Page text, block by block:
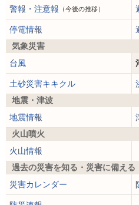
警報・注意報 （今後の推移）
停電情報
気象災害
台風
土砂災害キキクル
地震・津波
地震情報
火山噴火
火山情報
過去の災害を知る・災害に備える
災害カレンダー